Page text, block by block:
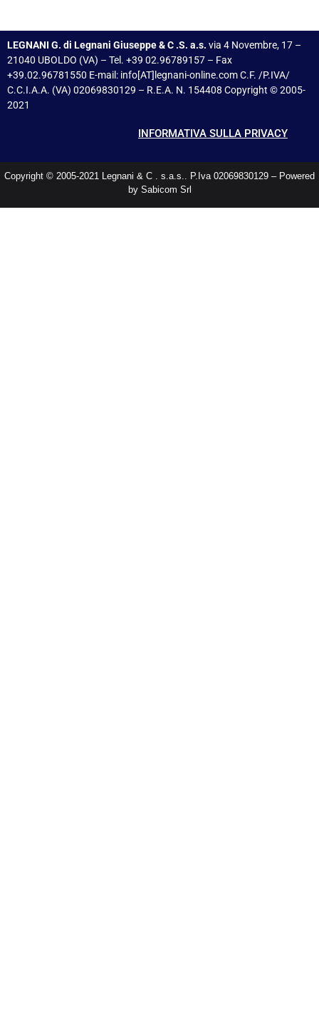
LEGNANI G. di Legnani Giuseppe & C .S. a.s. via 4 Novembre, 17 –
21040 UBOLDO (VA) – Tel. +39 02.96789157 – Fax
+39.02.96781550 E-mail: info[AT]legnani-online.com C.F. /P.IVA/
C.C.I.A.A. (VA) 02069830129 – R.E.A. N. 154408 Copyright © 2005-
2021
INFORMATIVA SULLA PRIVACY
Copyright © 2005-2021 Legnani & C . s.a.s.. P.Iva 02069830129 – Powered
by Sabicom Srl